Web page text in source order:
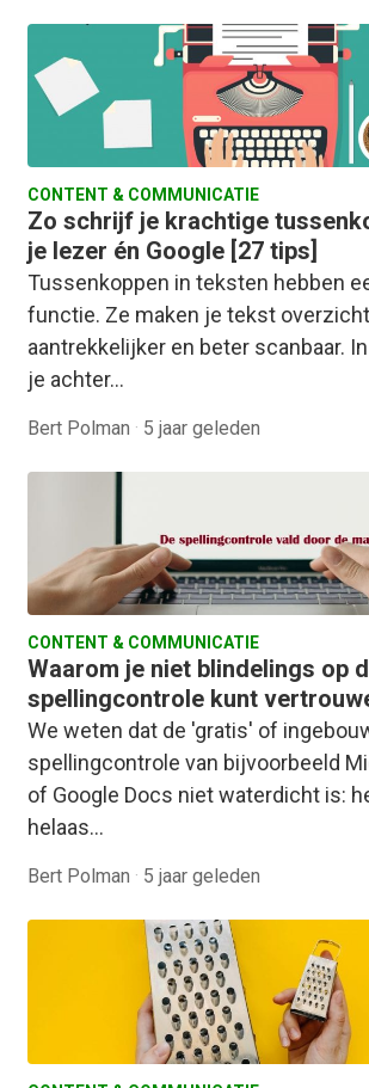
CONTENT & COMMUNICATIE
Zo schrijf je krachtige
je lezer én Google [27 tips]
Tussenkoppen in teksten hebben
functie. Ze maken je tekst
aantrekkelijker en beter scanbaar.
je achter…
Bert Polman · 5 jaar geleden
CONTENT & COMMUNICATIE
Waarom je niet blindelings op
spellingcontrole kunt
We weten dat de 'gratis' of
spellingcontrole van bijvoorbeeld
of Google Docs niet waterdicht is:
helaas…
Bert Polman · 5 jaar geleden